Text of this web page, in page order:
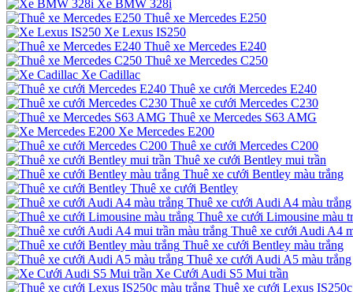
Xe BMW 328i
Thuê xe Mercedes E250
Xe Lexus IS250
Thuê xe Mercedes E240
Thuê xe Mercedes C250
Xe Cadillac
Thuê xe cưới Mercedes E240
Thuê xe cưới Mercedes C230
Thuê xe Mercedes S63 AMG
Xe Mercedes E200
Thuê xe cưới Mercedes C200
Thuê xe cưới Bentley mui trần
Thuê xe cưới Bentley màu trắng
Thuê xe cưới Bentley
Thuê xe cưới Audi A4 màu trắng
Thuê xe cưới Limousine màu
Thuê xe cưới Audi A4
Thuê xe cưới Bentley màu trắng
Thuê xe cưới Audi A5 màu trắng
Xe Cưới Audi S5 Mui trần
Thuê xe cưới Lexus